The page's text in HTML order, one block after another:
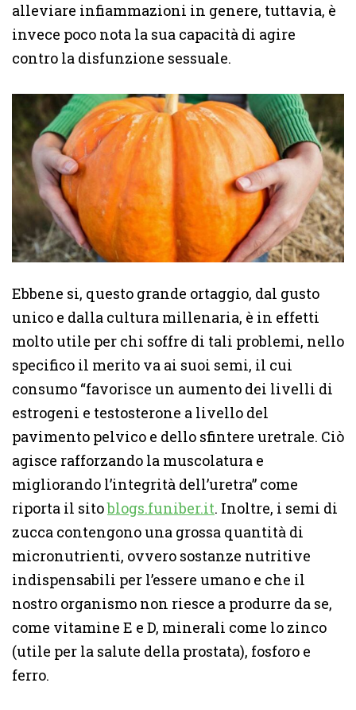
alleviare infiammazioni in genere, tuttavia, è
invece poco nota la sua capacità di agire
contro la disfunzione sessuale.
Ebbene si, questo grande ortaggio, dal gusto
unico e dalla cultura millenaria, è in effetti
molto utile per chi soffre di tali problemi, nello
specifico il merito va ai suoi semi, il cui
consumo “favorisce un aumento dei livelli di
estrogeni e testosterone a livello del
pavimento pelvico e dello sfintere uretrale. Ciò
agisce rafforzando la muscolatura e
migliorando l’integrità dell’uretra” come
riporta il sitoblogs.funiber.it. Inoltre, i semi di
zucca contengono una grossa quantità di
micronutrienti, ovvero sostanze nutritive
indispensabili per l’essere umano e che il
nostro organismo non riesce a produrre da se,
come vitamine E e D, minerali come lo zinco
(utile per la salute della prostata), fosforo e
ferro.